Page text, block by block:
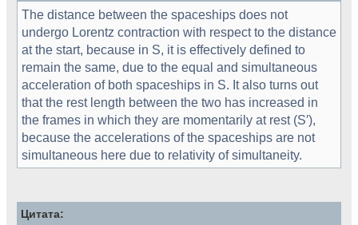
The distance between the spaceships does not
undergo Lorentz contraction with respect to the distance
at the start, because in S, it is effectively defined to
remain the same, due to the equal and simultaneous
acceleration of both spaceships in S. It also turns out
that the rest length between the two has increased in
the frames in which they are momentarily at rest (S′),
because the accelerations of the spaceships are not
simultaneous here due to relativity of simultaneity.
Цитата: